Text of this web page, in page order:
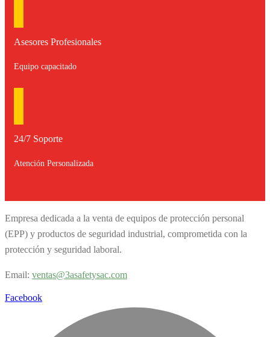
Asesores Profesionales
Equipo capacitado
24/7 Soporte
Atención Personalizada
Empresa dedicada a la venta de equipos de protección personal
(EPP) y productos de seguridad industrial, comprometida con la
protección y seguridad laboral.
Email: ventas@3asafetysac.com
Facebook